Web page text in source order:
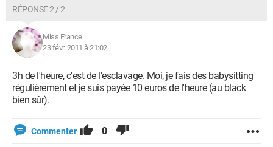
RÉPONSE 2 / 2
Miss France
23 févr. 2011 à 21:02
3h de l'heure, c'est de l'esclavage. Moi, je fais des babysitting
régulièrement et je suis payée 10 euros de l'heure (au black
bien sûr).
Commenter 0